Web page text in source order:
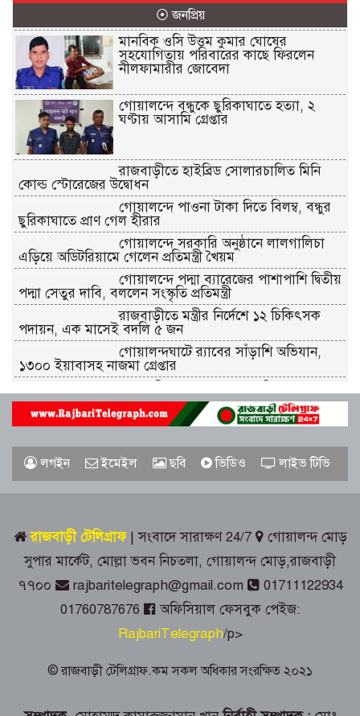
⦿ জনপ্রিয়
মানবিক ওসি উত্তম কুমার ঘোষের
সহযোগিতায় পরিবারের কাছে ফিরলেন
নীলফামারীর জোবেদা
গোয়ালন্দে বন্ধুকে ছুরিকাঘাতে হত্যা, ২
ঘণ্টায় আসামি গ্রেপ্তার
রাজবাড়ীতে হাইব্রিড সোলারচালিত মিনি
কোল্ড স্টোরেজের উদ্বোধন
গোয়ালন্দে পাওনা টাকা দিতে বিলম্ব, বন্ধুর
ছুরিকাঘাতে প্রাণ গেল হীরার
গোয়ালন্দে সরকারি অনুষ্ঠানে লালগালিচা
এড়িয়ে অডিটরিয়ামে গেলেন প্রতিমন্ত্রী খৈয়ম
গোয়ালন্দে পদ্মা ব্যারেজের পাশাপাশি দ্বিতীয়
পদ্মা সেতুর দাবি, বললেন সংস্কৃতি প্রতিমন্ত্রী
রাজবাড়ীতে মন্ত্রীর নির্দেশে ১২ চিকিৎসক
পদায়ন, এক মাসেই বদলি ৫ জন
গোয়ালন্দঘাটে র‌্যাবের সাঁড়াশি অভিযান,
১৩০০ ইয়াবাসহ নাজমা গ্রেপ্তার
অস্ত্রধারী গ্রেপ্তার, অস্ত্র-কার্তুজ উদ্ধার
পাংশায় সাংবাদিক আকাশ মাহমুদের ওপর
হামলার ঘটনায় বিশু সরদার গ্রেপ্তার
রাজবাড়ীতে রেড ক্রিসেন্টের উদ্যোগে জুলাই-
আগস্ট গণঅভ্যুত্থান দিবস পালিত
প্রশাসনের শ্রদ্ধাঞ্জলি
লগইন ইমেইল ছবি ভিডিও লাইভ টিভি
রাজবাড়ী টেলিগ্রাফ | সংবাদে সারাক্ষণ 24/7
গোয়ালন্দ মোড়
সুপার মার্কেট, মোল্লা ভবন নিচতলা, গোয়ালন্দ মোড়,রাজবাড়ী
৭৭০০
rajbaritelegraph@gmail.com
01711122934
01760787676
অফিসিয়াল ফেসবুক পেইজ:
RajbariTelegraph/p>
© রাজবাড়ী টেলিগ্রাফ.কম সকল অধিকার সংরক্ষিত ২০২১